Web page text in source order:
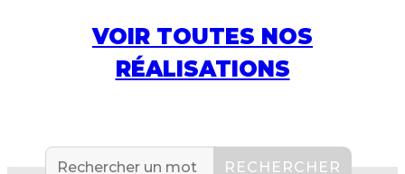
VOIR TOUTES NOS
RÉALISATIONS